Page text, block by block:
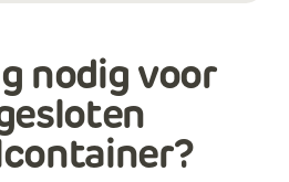
nodig voor